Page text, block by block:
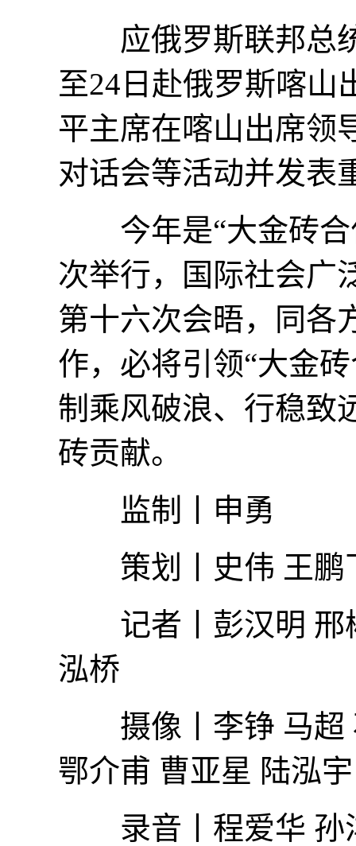
应俄罗斯联邦总统
至24日赴俄罗斯喀山
平主席在喀山出席领
对话会等活动并发表
今年是“大金砖合
次举行，国际社会广
第十六次会晤，同各
作，必将引领“大金
制乘风破浪、行稳致
砖贡献。
监制丨申勇
策划丨史伟 王鹏
记者丨彭汉明 邢
泓桥
摄像丨李铮 马超
鄂介甫 曹亚星 陆泓
录音丨程爱华 孙